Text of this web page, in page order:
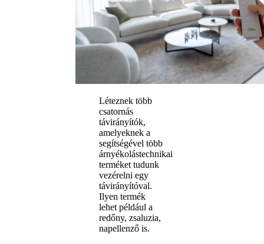
Léteznek több
csatornás
távirányítók,
amelyeknek a
segítségével több
árnyékolástechnikai
terméket tudunk
vezérelni egy
távirányítóval.
Ilyen termék
lehet például a
redőny, zsaluzia,
napellenző is.